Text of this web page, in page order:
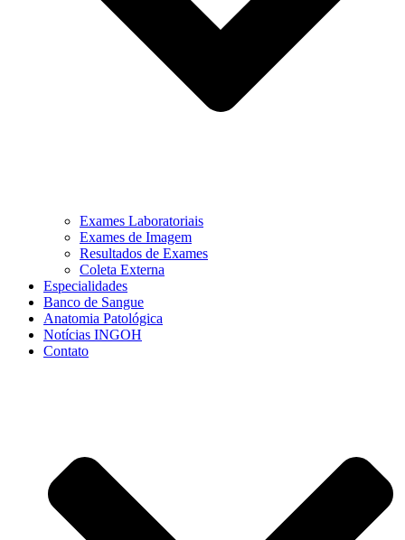
Exames Laboratoriais
Exames de Imagem
Resultados de Exames
Coleta Externa
Especialidades
Banco de Sangue
Anatomia Patológica
Notícias INGOH
Contato